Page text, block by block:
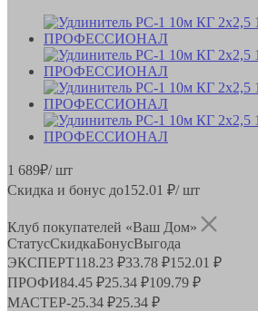
1 689₽/ шт
Скидка и бонус до152.01 ₽/ шт
Клуб покупателей «Ваш Дом»
СтатусСкидкаБонусВыгода
ЭКСПЕРТ118.23 ₽33.78 ₽152.01 ₽
ПРОФИ84.45 ₽25.34 ₽109.79 ₽
МАСТЕР-25.34 ₽25.34 ₽